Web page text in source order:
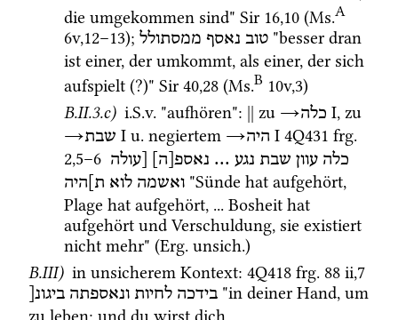
die umgekommen sind" Sir 16,10 (Ms.A
6v,12–13); טוב נאסף ממסתולל
"besser dran
ist einer, der umkommt, als einer, der sich
aufspielt (?)" Sir 40,28 (Ms.B 10v,3)
B.II.3.c) i.S.v. "aufhören": || zu →כלה ‎ I
→שבת ‎ I u. negiertem →היה ‎ I 4Q431 frg.
2,5–6 כלה עוון שבת נגע ... נאספ[ה]
[עולה
ואשמה לוא ת]היה
"Sünde hat aufgehört,
Plage hat aufgehört, ... Bosheit hat
aufgehört und Verschuldung, sie existiert
nicht mehr" (Erg. unsich.)
B.III) in unsicherem Kontext: 4Q418 frg. 88 ii,7
בידכה לחיות ונאספתה ביגונ[
"in deiner Hand, um
zu leben; und du wirst dich